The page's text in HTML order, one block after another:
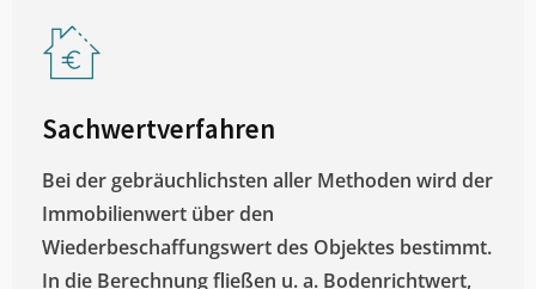
Sachwertverfahren
Bei der gebräuchlichsten aller Methoden wird der
Immobilienwert über den
Wiederbeschaffungswert des Objektes bestimmt.
In die Berechnung fließen u. a. Bodenrichtwert,